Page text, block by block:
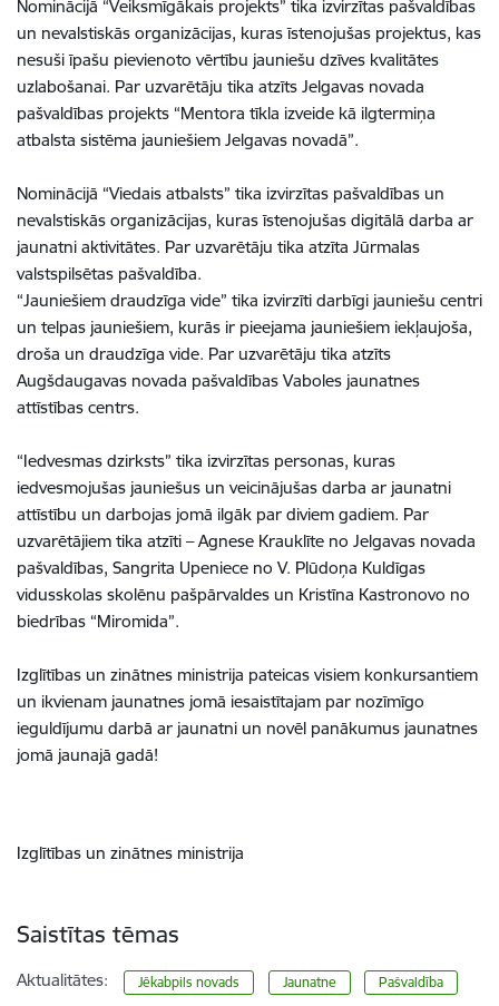
Nominācijā “Veiksmīgākais projekts” tika izvirzītas pašvaldības
un nevalstiskās organizācijas, kuras īstenojušas projektus, kas
nesuši īpašu pievienoto vērtību jauniešu dzīves kvalitātes
uzlabošanai. Par uzvarētāju tika atzīts Jelgavas novada
pašvaldības projekts “Mentora tīkla izveide kā ilgtermiņa
atbalsta sistēma jauniešiem Jelgavas novadā”.
Nominācijā “Viedais atbalsts” tika izvirzītas pašvaldības un
nevalstiskās organizācijas, kuras īstenojušas digitālā darba ar
jaunatni aktivitātes. Par uzvarētāju tika atzīta Jūrmalas
valstspilsētas pašvaldība.
“Jauniešiem draudzīga vide” tika izvirzīti darbīgi jauniešu centri
un telpas jauniešiem, kurās ir pieejama jauniešiem iekļaujoša,
droša un draudzīga vide. Par uzvarētāju tika atzīts
Augšdaugavas novada pašvaldības Vaboles jaunatnes
attīstības centrs.
“Iedvesmas dzirksts” tika izvirzītas personas, kuras
iedvesmojušas jauniešus un veicinājušas darba ar jaunatni
attīstību un darbojas jomā ilgāk par diviem gadiem. Par
uzvarētājiem tika atzīti – Agnese Krauklīte no Jelgavas novada
pašvaldības, Sangrita Upeniece no V. Plūdoņa Kuldīgas
vidusskolas skolēnu pašpārvaldes un Kristīna Kastronovo no
biedrības “Miromida”.
Izglītības un zinātnes ministrija pateicas visiem konkursantiem
un ikvienam jaunatnes jomā iesaistītajam par nozīmīgo
ieguldījumu darbā ar jaunatni un novēl panākumus jaunatnes
jomā jaunajā gadā!
Izglītības un zinātnes ministrija
Saistītas tēmas
Aktualitātes: Jēkabpils novads Jaunatne Pašvaldība